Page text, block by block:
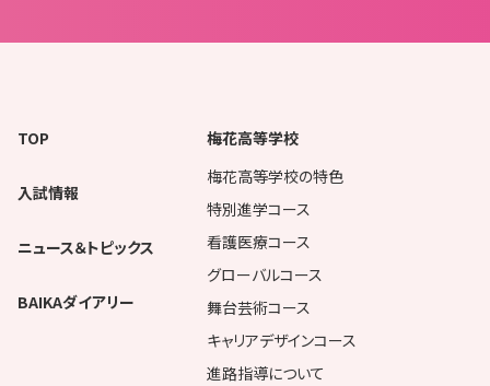
TOP
入試情報
ニュース＆トピックス
BAIKAダイアリー
梅花高等学校
梅花高等学校の特色
特別進学コース
看護医療コース
グローバルコース
舞台芸術コース
キャリアデザインコース
進路指導について